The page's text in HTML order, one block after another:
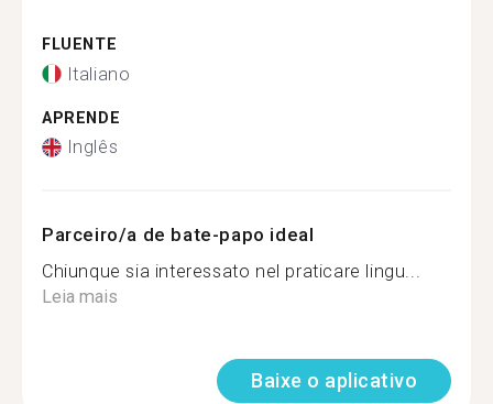
FLUENTE
Italiano
APRENDE
Inglês
Parceiro/a de bate-papo ideal
Chiunque sia interessato nel praticare lingu...
Leia mais
Baixe o aplicativo